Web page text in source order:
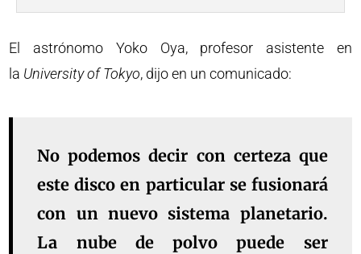
El astrónomo Yoko Oya, profesor asistente en
la University of Tokyo, dijo en un comunicado:
No podemos decir con certeza que
este disco en particular se fusionará
con un nuevo sistema planetario.
La nube de polvo puede ser